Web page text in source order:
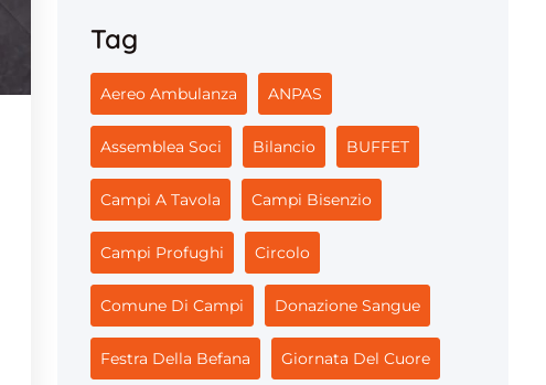
Tag
Aereo Ambulanza ANPAS
Assemblea Soci Bilancio BUFFET
Campi A Tavola Campi Bisenzio
Campi Profughi Circolo
Comune Di Campi Donazione Sangue
Festra Della Befana Giornata Del Cuore